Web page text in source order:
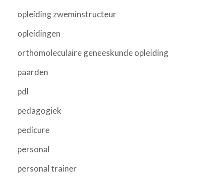
opleiding zweminstructeur
opleidingen
orthomoleculaire geneeskunde opleiding
paarden
pdl
pedagogiek
pedicure
personal
personal trainer